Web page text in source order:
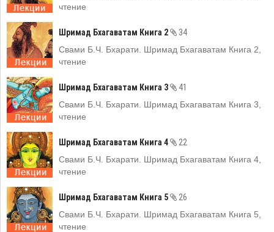
чтение
Шримад Бхагаватам Книга 2
34
Свами Б.Ч. Бхарати. Шримад Бхагаватам Книга 2,
чтение
Шримад Бхагаватам Книга 3
41
Свами Б.Ч. Бхарати. Шримад Бхагаватам Книга 3,
чтение
Шримад Бхагаватам Книга 4
22
Свами Б.Ч. Бхарати. Шримад Бхагаватам Книга 4,
чтение
Шримад Бхагаватам Книга 5
26
Свами Б.Ч. Бхарати. Шримад Бхагаватам Книга 5,
чтение